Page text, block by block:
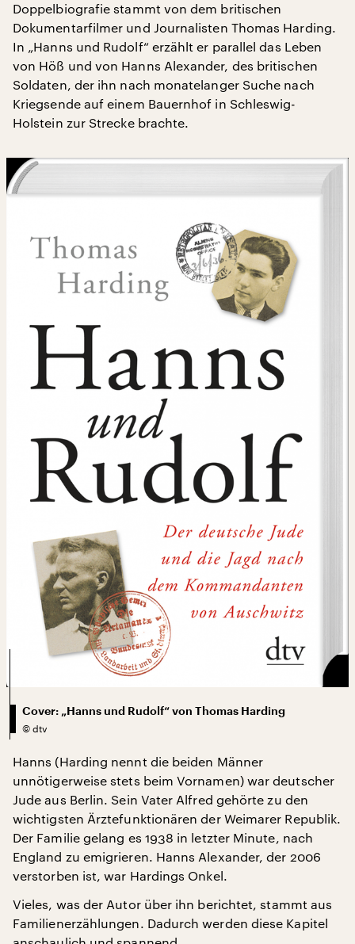
Doppelbiografie stammt von dem britischen
Dokumentarfilmer und Journalisten Thomas Harding.
In „Hanns und Rudolf“ erzählt er parallel das Leben
von Höß und von Hanns Alexander, des britischen
Soldaten, der ihn nach monatelanger Suche nach
Kriegsende auf einem Bauernhof in Schleswig-
Holstein zur Strecke brachte.
Cover: „Hanns und Rudolf“ von Thomas Harding
© dtv
Hanns (Harding nennt die beiden Männer
unnötigerweise stets beim Vornamen) war deutscher
Jude aus Berlin. Sein Vater Alfred gehörte zu den
wichtigsten Ärztefunktionären der Weimarer Republik.
Der Familie gelang es 1938 in letzter Minute, nach
England zu emigrieren. Hanns Alexander, der 2006
verstorben ist, war Hardings Onkel.
Vieles, was der Autor über ihn berichtet, stammt aus
Familienerzählungen. Dadurch werden diese Kapitel